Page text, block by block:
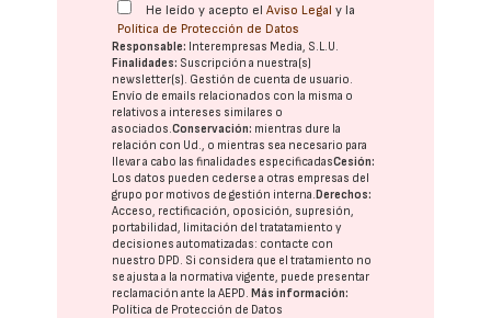
He leído y acepto elAviso Legal y la
Política de Protección de Datos
Responsable: Interempresas Media, S.L.U.
Finalidades: Suscripción a nuestra(s)
newsletter(s). Gestión de cuenta de usuario.
Envío de emails relacionados con la misma o
relativos a intereses similares o
asociados.Conservación: mientras dure la
relación con Ud., o mientras sea necesario para
llevar a cabo las finalidades especificadasCesión:
Los datos pueden cederse a otras empresas del
grupo por motivos de gestión interna.Derechos:
Acceso, rectificación, oposición, supresión,
portabilidad, limitación del tratatamiento y
decisiones automatizadas: contacte con
nuestro DPD. Si considera que el tratamiento no
se ajusta a la normativa vigente, puede presentar
reclamación ante laAEPD.Más información:
Política de Protección de Datos